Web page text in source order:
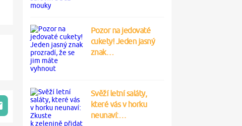
Pozor na jedovaté
cukety! Jeden jasný
znak…
Svěží letní saláty,
které vás v horku
neunaví:…